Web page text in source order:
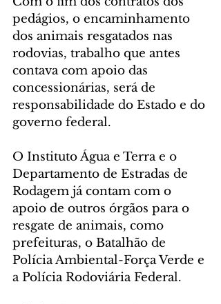
pedágios, o encaminhamento
dos animais resgatados nas
rodovias, trabalho que antes
contava com apoio das
concessionárias, será de
responsabilidade do Estado e do
governo federal.
O Instituto Água e Terra e o
Departamento de Estradas de
Rodagem já contam com o
apoio de outros órgãos para o
resgate de animais, como
prefeituras, o Batalhão de
Polícia Ambiental-Força Verde e
a Polícia Rodoviária Federal.